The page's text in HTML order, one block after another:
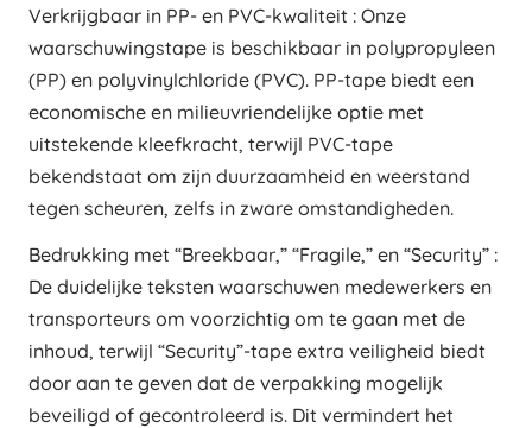
Verkrijgbaar in PP- en PVC-kwaliteit : Onze
waarschuwingstape is beschikbaar in polypropyleen
(PP) en polyvinylchloride (PVC). PP-tape biedt een
economische en milieuvriendelijke optie met
uitstekende kleefkracht, terwijl PVC-tape
bekendstaat om zijn duurzaamheid en weerstand
tegen scheuren, zelfs in zware omstandigheden.
Bedrukking met “Breekbaar,” “Fragile,” en “Security” :
De duidelijke teksten waarschuwen medewerkers en
transporteurs om voorzichtig om te gaan met de
inhoud, terwijl “Security”-tape extra veiligheid biedt
door aan te geven dat de verpakking mogelijk
beveiligd of gecontroleerd is. Dit vermindert het